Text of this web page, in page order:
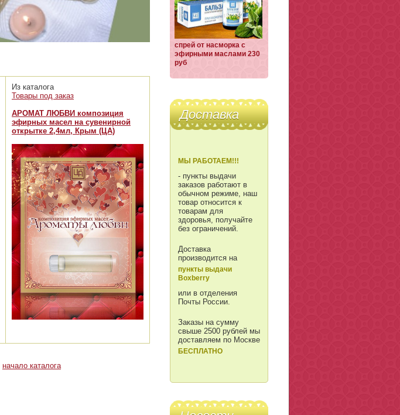
Из каталога
Товары под заказ
АРОМАТ ЛЮБВИ композиция
эфирных масел на сувенирной
открытке 2,4мл, Крым (ЦА)
начало каталога
спрей от насморка с
эфирными маслами 230
руб
Доставка
МЫ РАБОТАЕМ!!!
- пункты выдачи
заказов работают в
обычном режиме, наш
товар относится к
товарам для
здоровья, получайте
без ограничений.
Доставка
производится на
пункты выдачи
Boxberry
или в отделения
Почты России.
Заказы на сумму
свыше 2500 рублей мы
доставляем по Москве
БЕСПЛАТНО